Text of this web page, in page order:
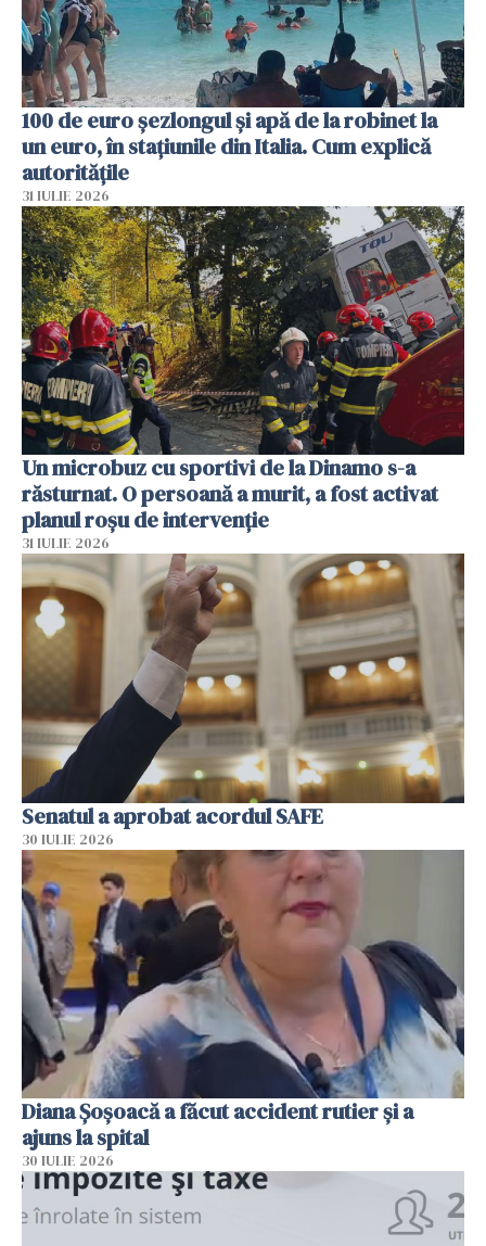
100 de euro șezlongul și apă de la robinet la
un euro, în stațiunile din Italia. Cum explică
autoritățile
31 IULIE 2026
Un microbuz cu sportivi de la Dinamo s-a
răsturnat. O persoană a murit, a fost activat
planul roșu de intervenție
31 IULIE 2026
Senatul a aprobat acordul SAFE
30 IULIE 2026
Diana Șoșoacă a făcut accident rutier și a
ajuns la spital
30 IULIE 2026